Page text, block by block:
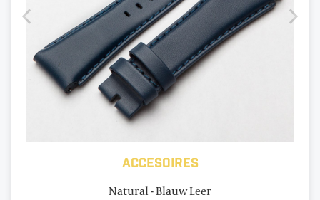
Accesoires
Natural - Blauw Leer